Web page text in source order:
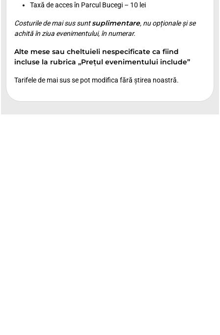
Taxă de acces în Parcul Bucegi – 10 lei
Costurile de mai sus suntsuplimentare, nu opționale și se
achită în ziua evenimentului, în numerar.
Alte mese sau cheltuieli nespecificate ca fiind
incluse la rubrica „Prețul evenimentului include”
Tarifele de mai sus se pot modifica fără știrea noastră.